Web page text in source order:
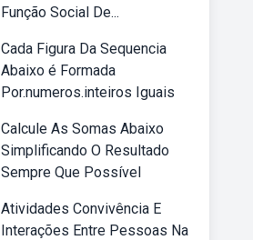
Função Social De...
Cada Figura Da Sequencia
Abaixo é Formada
Por.numeros.inteiros Iguais
Calcule As Somas Abaixo
Simplificando O Resultado
Sempre Que Possível
Atividades Convivência E
Interações Entre Pessoas Na